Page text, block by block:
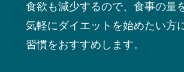
食欲も減少するので、食事の量
気軽にダイエットを始めたい方
習慣をおすすめします。